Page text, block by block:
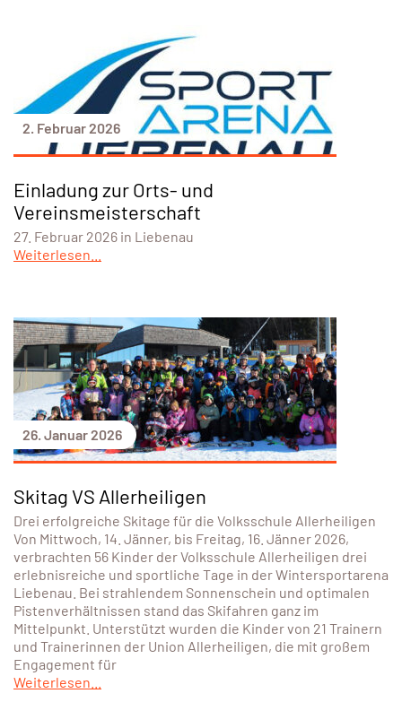
2. Februar 2026
Einladung zur Orts- und
Vereinsmeisterschaft
27. Februar 2026 in Liebenau
Weiterlesen...
26. Januar 2026
Skitag VS Allerheiligen
Drei erfolgreiche Skitage für die Volksschule Allerheiligen
Von Mittwoch, 14. Jänner, bis Freitag, 16. Jänner 2026,
verbrachten 56 Kinder der Volksschule Allerheiligen drei
erlebnisreiche und sportliche Tage in der Wintersportarena
Liebenau. Bei strahlendem Sonnenschein und optimalen
Pistenverhältnissen stand das Skifahren ganz im
Mittelpunkt. Unterstützt wurden die Kinder von 21 Trainern
und Trainerinnen der Union Allerheiligen, die mit großem
Engagement für
Weiterlesen...